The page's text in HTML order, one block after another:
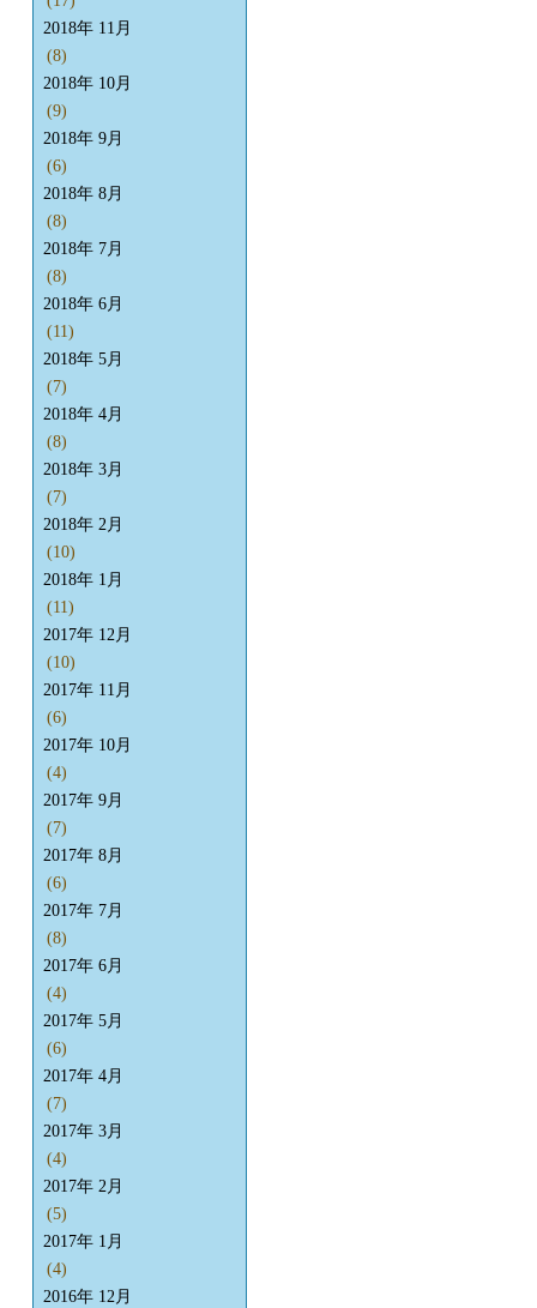
2018年 11月
(8)
2018年 10月
(9)
2018年 9月
(6)
2018年 8月
(8)
2018年 7月
(8)
2018年 6月
(11)
2018年 5月
(7)
2018年 4月
(8)
2018年 3月
(7)
2018年 2月
(10)
2018年 1月
(11)
2017年 12月
(10)
2017年 11月
(6)
2017年 10月
(4)
2017年 9月
(7)
2017年 8月
(6)
2017年 7月
(8)
2017年 6月
(4)
2017年 5月
(6)
2017年 4月
(7)
2017年 3月
(4)
2017年 2月
(5)
2017年 1月
(4)
2016年 12月